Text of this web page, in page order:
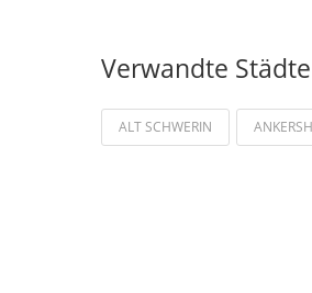
Verwandte Städte
ALT SCHWERIN